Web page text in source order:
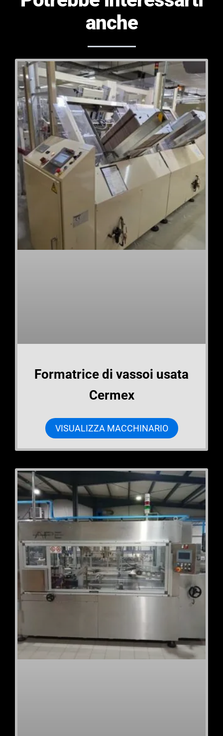
anche
Formatrice di vassoi usata
Cermex
VISUALIZZA MACCHINARIO